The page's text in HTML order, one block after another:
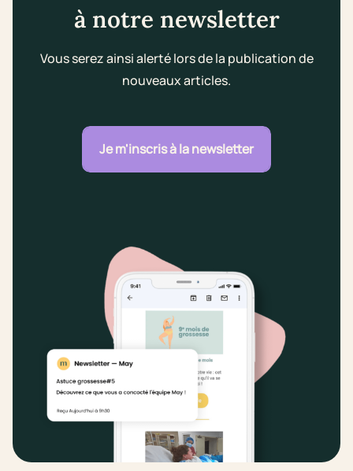
à notre newsletter
Vous serez ainsi alerté lors de la publication de
nouveaux articles.
Je m'inscris à la newsletter